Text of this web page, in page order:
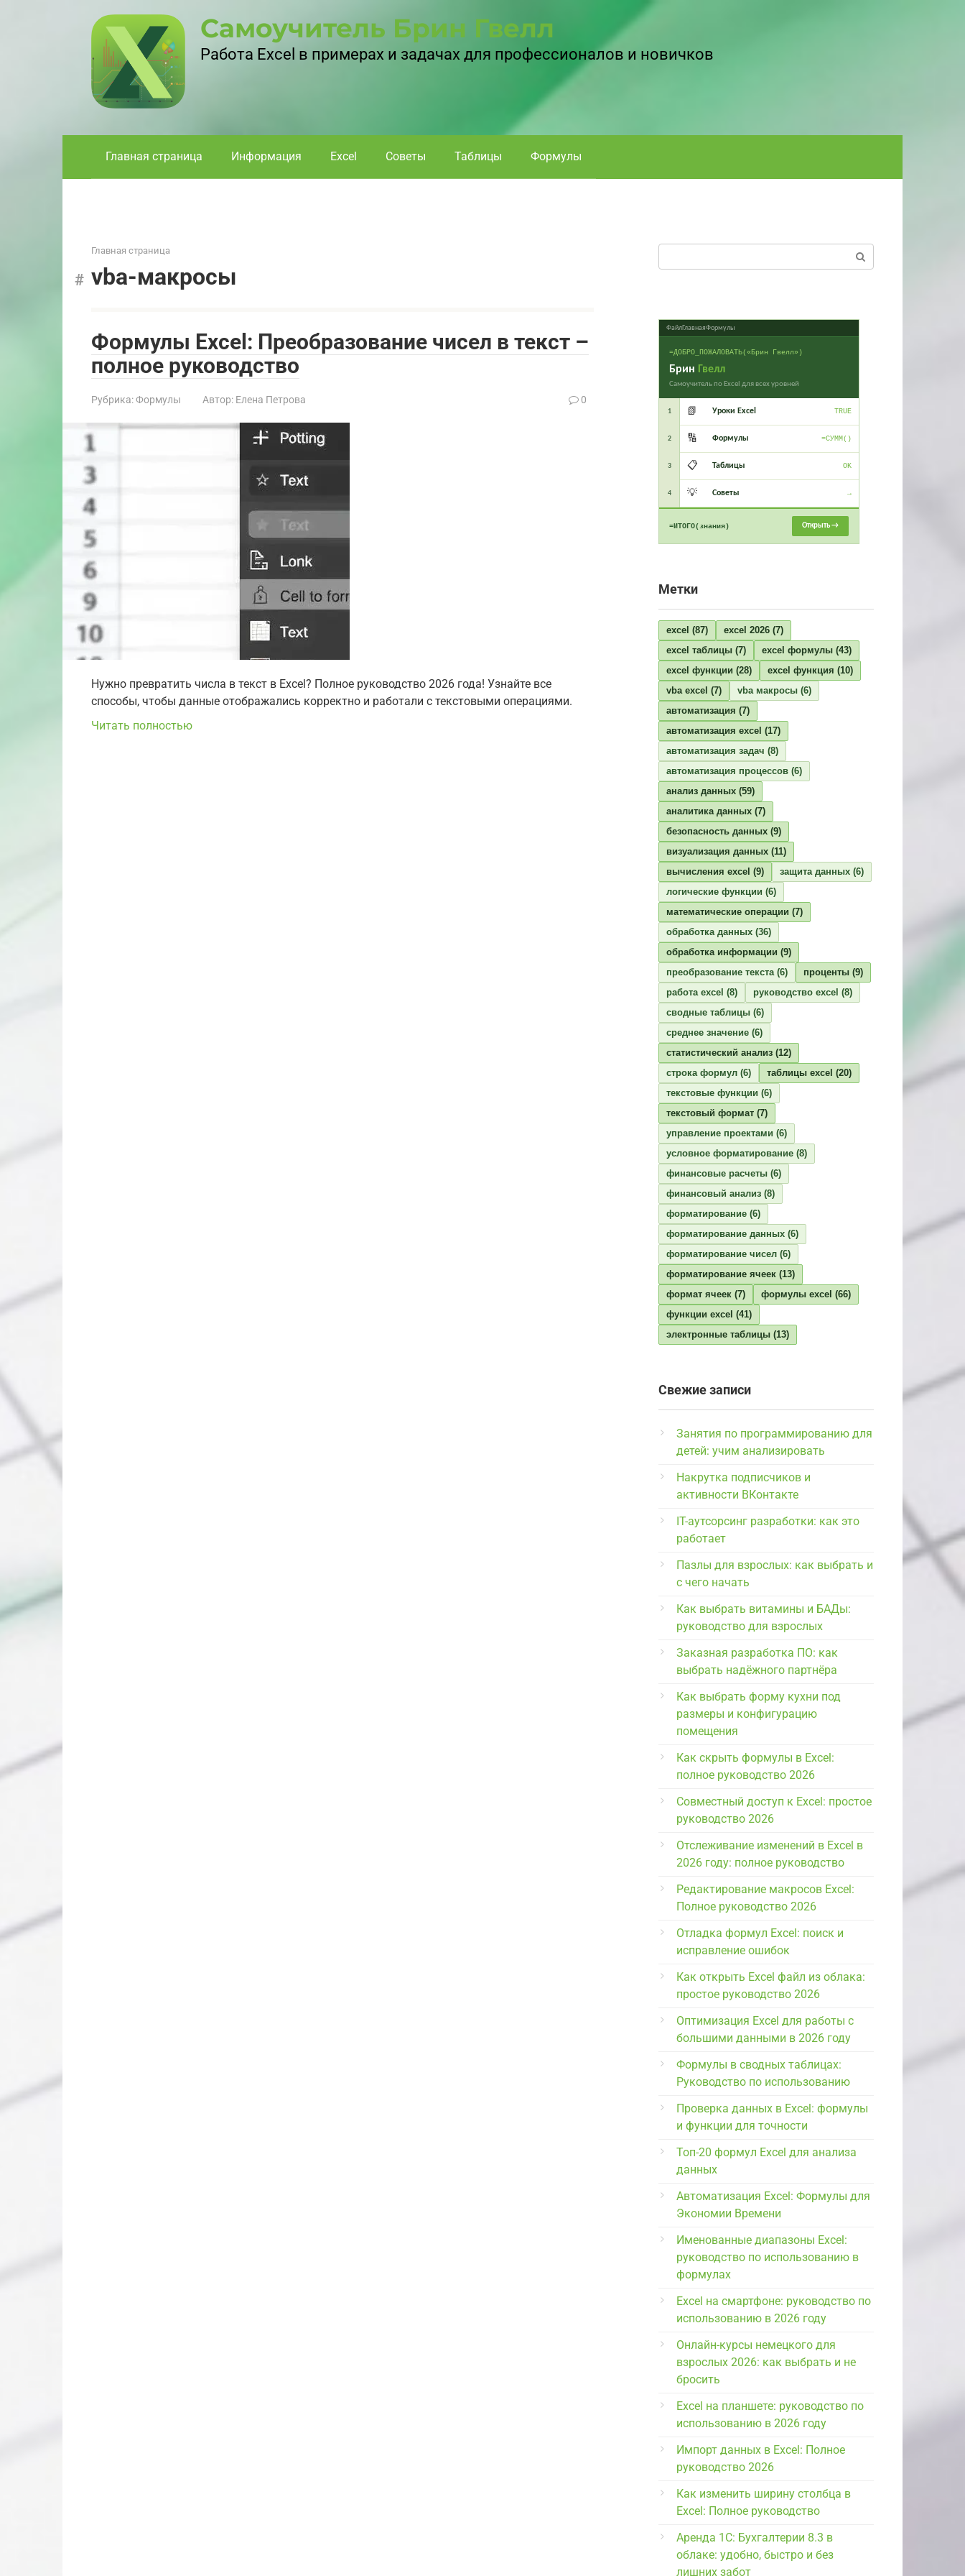
Самоучитель Брин Гвелл
Работа Excel в примерах и задачах для профессионалов и новичков
Главная страница Информация Excel Советы Таблицы Формулы
Главная страница
vba-макросы
Формулы Excel: Преобразование чисел в текст –
полное руководство
Рубрика:Формулы Автор: Елена Петрова 0
Нужно превратить числа в текст в Excel? Полное руководство 2026 года! Узнайте все
способы, чтобы данные отображались корректно и работали с текстовыми операциями.
Читать полностью
ФайлГлавнаяФормулы
=ДОБРО_ПОЖАЛОВАТЬ(«Брин Гвелл»)
Брин Гвелл
Самоучитель по Excel для всех уровней
1 📗 Уроки Excel TRUE
2 🔢 Формулы =СУММ()
3 📋 Таблицы OK
4 💡 Советы →
=ИТОГО(знания) Открыть →
Метки
excel (87) excel 2026 (7)
excel таблицы (7) excel формулы (43)
excel функции (28) excel функция (10)
vba excel (7) vba макросы (6)
автоматизация (7)
автоматизация excel (17)
автоматизация задач (8)
автоматизация процессов (6)
анализ данных (59)
аналитика данных (7)
безопасность данных (9)
визуализация данных (11)
вычисления excel (9) защита данных (6)
логические функции (6)
математические операции (7)
обработка данных (36)
обработка информации (9)
преобразование текста(6) проценты (9)
работа excel (8) руководство excel (8)
сводные таблицы (6)
среднее значение (6)
статистический анализ (12)
строка формул (6) таблицы excel (20)
текстовые функции (6)
текстовый формат (7)
управление проектами (6)
условное форматирование (8)
финансовые расчеты (6)
финансовый анализ (8)
форматирование (6)
форматирование данных (6)
форматирование чисел (6)
форматирование ячеек (13)
формат ячеек (7) формулы excel (66)
функции excel (41)
электронные таблицы (13)
Свежие записи
Занятия по программированию для
детей: учим анализировать
Накрутка подписчиков и
активности ВКонтакте
IT-аутсорсинг разработки: как это
работает
Пазлы для взрослых: как выбрать и
с чего начать
Как выбрать витамины и БАДы:
руководство для взрослых
Заказная разработка ПО: как
выбрать надёжного партнёра
Как выбрать форму кухни под
размеры и конфигурацию
помещения
Как скрыть формулы в Excel:
полное руководство 2026
Совместный доступ к Excel: простое
руководство 2026
Отслеживание изменений в Excel в
2026 году: полное руководство
Редактирование макросов Excel:
Полное руководство 2026
Отладка формул Excel: поиск и
исправление ошибок
Как открыть Excel файл из облака:
простое руководство 2026
Оптимизация Excel для работы с
большими данными в 2026 году
Формулы в сводных таблицах:
Руководство по использованию
Проверка данных в Excel: формулы
и функции для точности
Топ-20 формул Excel для анализа
данных
Автоматизация Excel: Формулы для
Экономии Времени
Именованные диапазоны Excel:
руководство по использованию в
формулах
Excel на смартфоне: руководство по
использованию в 2026 году
Онлайн-курсы немецкого для
взрослых 2026: как выбрать и не
бросить
Excel на планшете: руководство по
использованию в 2026 году
Импорт данных в Excel: Полное
руководство 2026
Как изменить ширину столбца в
Excel: Полное руководство
Аренда 1С: Бухгалтерии 8.3 в
облаке: удобно, быстро и без
лишних забот